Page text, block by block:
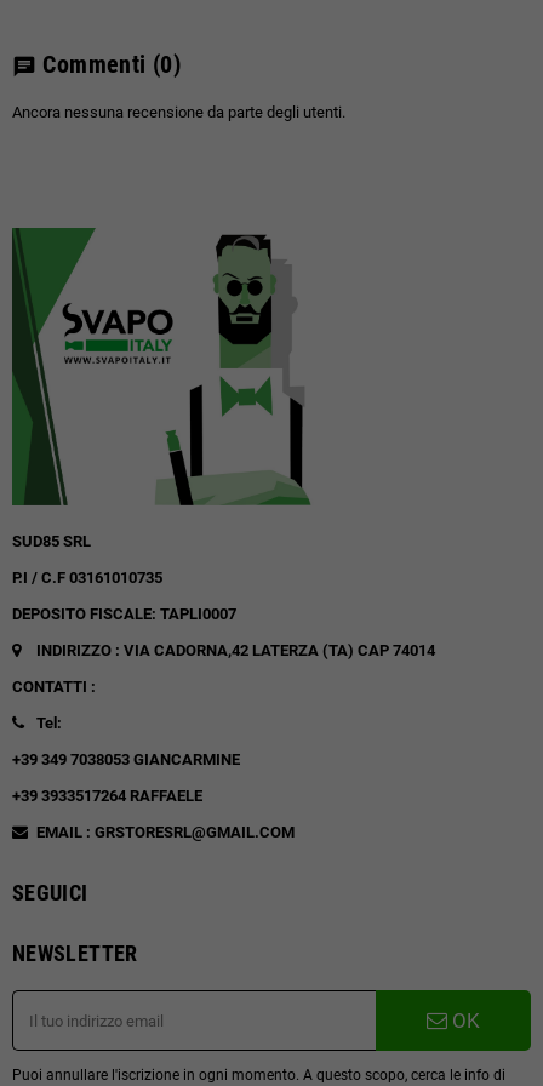
chat Commenti (0)
Ancora nessuna recensione da parte degli utenti.
SUD85 SRL
P.I / C.F 03161010735
DEPOSITO FISCALE: TAPLI0007
INDIRIZZO : VIA CADORNA,42 LATERZA (TA) CAP 74014
CONTATTI :
Tel:
+39 349 7038053 GIANCARMINE
+39 3933517264 RAFFAELE
EMAIL : GRSTORESRL@GMAIL.COM
SEGUICI
NEWSLETTER
OK
Puoi annullare l'iscrizione in ogni momento. A questo scopo, cerca le info di